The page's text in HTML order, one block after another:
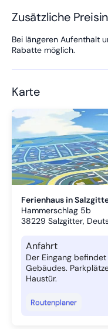
Zusätzliche
Bei längeren Aufenthalt
Rabatte möglich.
Karte
Ferienhaus in
Hammerschlag 5b
38229 Salzgitter,
Anfahrt
Der Eingang
Gebäudes.
Haustür.
Routenplaner